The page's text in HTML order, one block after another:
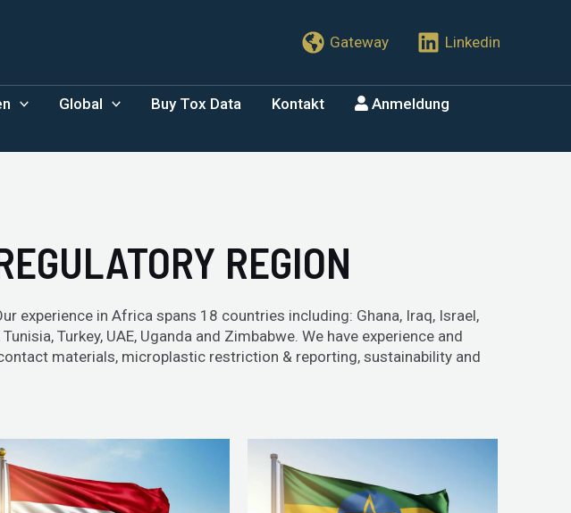
Gateway Linkedin
Global Buy Tox Data Kontakt Anmeldung
REGION
experience in Africa spans 18 countries including: Ghana, Iraq, Israel,
Turkey, UAE, Uganda and Zimbabwe. We have experience and
materials, microplastic restriction & reporting, sustainability and